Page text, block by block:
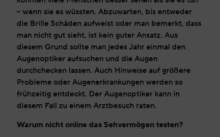
– wenn sie es wüssten. Abzuwarten, bis entweder
die Brille Schäden aufweist oder man bemerkt, dass
man nicht gut sieht, ist kein guter Ansatz. Aus
diesem Grund sollte man jedes Jahr einmal den
Augenoptiker aufsuchen und die Augen
durchchecken lassen. Auch Hinweise auf größere
Probleme oder Augenerkrankungen werden so
frühzeitig entdeckt. Der Augenoptiker kann in
diesem Fall zu einem Arztbesuch raten.
Warum nicht online das Sehvermögen testen?